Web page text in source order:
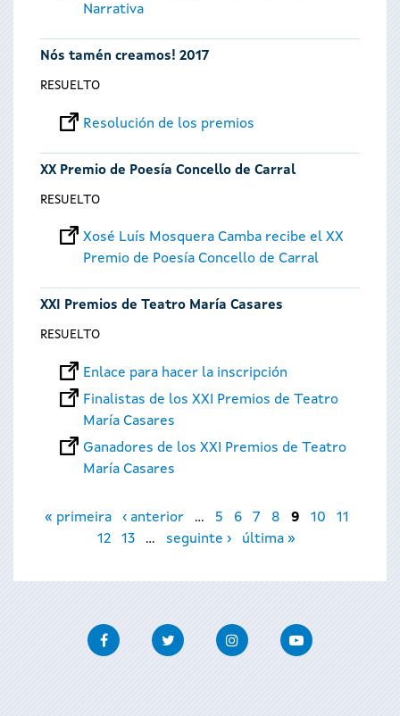
Narrativa
Nós tamén creamos! 2017
RESUELTO
Resolución de los premios
XX Premio de Poesía Concello de Carral
RESUELTO
Xosé Luís Mosquera Camba recibe el XX
Premio de Poesía Concello de Carral
XXI Premios de Teatro María Casares
RESUELTO
Enlace para hacer la inscripción
Finalistas de los XXI Premios de Teatro
María Casares
Ganadores de los XXI Premios de Teatro
María Casares
Páginas
« primeira ‹ anterior … 5 6 7 8 9 10
11
12
13 … seguinte › última »
FacebookTwitter InstagramYoutube